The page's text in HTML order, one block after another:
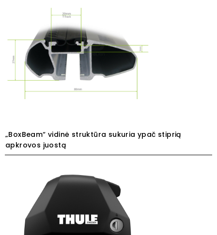
„BoxBeam“ vidinė struktūra sukuria ypač stiprią
apkrovos juostą